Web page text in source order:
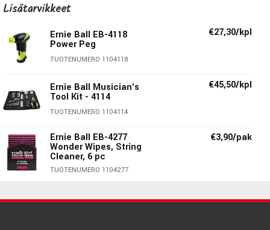
Lisätarvikkeet
Ernie Ball EB-4118
Power Peg
TUOTENUMERO 1104118
€27,30/kpl
Ernie Ball Musician's
Tool Kit - 4114
TUOTENUMERO 1104114
€45,50/kpl
Ernie Ball EB-4277
Wonder Wipes, String
Cleaner, 6 pc
TUOTENUMERO 1104277
€3,90/pak
Pegwinder Plus